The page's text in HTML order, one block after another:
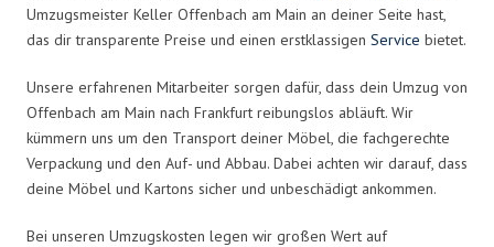
Umzugsmeister Keller Offenbach am Main an deiner Seite hast,
das dir transparente Preise und einen erstklassigen Service bietet.
Unsere erfahrenen Mitarbeiter sorgen dafür, dass dein Umzug von
Offenbach am Main nach Frankfurt reibungslos abläuft. Wir
kümmern uns um den Transport deiner Möbel, die fachgerechte
Verpackung und den Auf- und Abbau. Dabei achten wir darauf, dass
deine Möbel und Kartons sicher und unbeschädigt ankommen.
Bei unseren Umzugskosten legen wir großen Wert auf